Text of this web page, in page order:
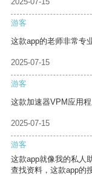
游客
这款app的老师非常专
2025-07-15
游客
这款加速器VPM应用
2025-07-15
游客
这款app就像我的私人
查找资料，这款app的